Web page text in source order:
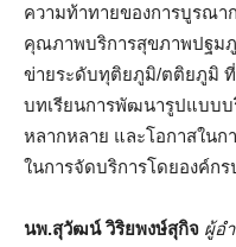
ความท้าทายของการบูรณา
คุณภาพบริการสุขภาพปฐม
ข่ายระดับทุติยภูมิ/ตติยภูมิ ที่
บทเรียนการพัฒนารูปแบบ
หลากหลาย และโอกาสในก
ในการจัดบริการโดยองค์ก
นพ.สุวัฒน์ วิริยพงษ์สุกิจ ผู้อ